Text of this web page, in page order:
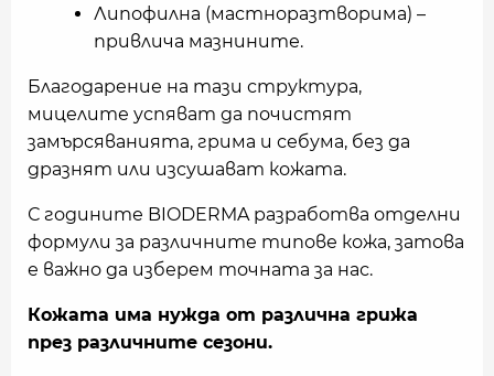
Липофилна (мастноразтворима) –
привлича мазнините.
Благодарение на тази структура,
мицелите успяват да почистят
замърсяванията, грима и себума, без да
дразнят или изсушават кожата.
С годините BIODERMA разработва отделни
формули за различните типове кожа, затова
е важно да изберем точната за нас.
Кожата има нужда от различна грижа
през различните сезони.